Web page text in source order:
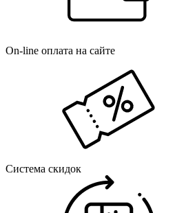
On-line оплата на сайте
Система скидок